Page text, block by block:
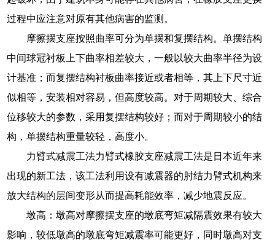
过程中应注意对原有其他病害的监测。
摩擦摆支座按照曲率可分为单摆和复摆结构。单摆结构
中间球冠衬板上下曲率相差较大，一般以较大曲率半径为设
计基准；而复摆结构衬板曲率接近或者相等，其上下尺寸近
似相等，安装相对容易，但高度较高。对于周期较大、综合
位移较大的参数，采用复摆结构较好；而对于周期较小的结
构，单摆结构重量较轻，高度小。
力臂式减震工法力臂式橡胶支座减震工法是日本近年来
出现的新工法，该工法利用设有减震器的肘结力臂式机构来
放大结构的层间变形从而提高耗能效率，减少地震反应。
墩高：墩高对摩擦摆支座的墩底弯矩减隔震效果有较大
影响，较低墩高的墩底弯矩减震率可能更好，同时墩高对支